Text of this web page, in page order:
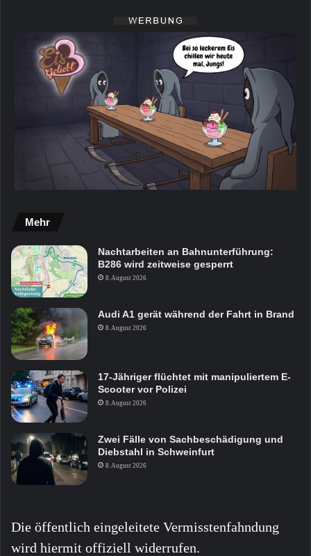
Mehr
Nachtarbeiten an Bahnunterführung:
B286 wird zeitweise gesperrt
8. August 2026
Audi A1 gerät während der Fahrt in Brand
8. August 2026
17-Jähriger flüchtet mit manipuliertem E-
Scooter vor Polizei
8. August 2026
Zwei Fälle von Sachbeschädigung und
Diebstahl in Schweinfurt
8. August 2026
Die öffentlich eingeleitete Vermisstenfahndung
wird hiermit offiziell widerrufen.